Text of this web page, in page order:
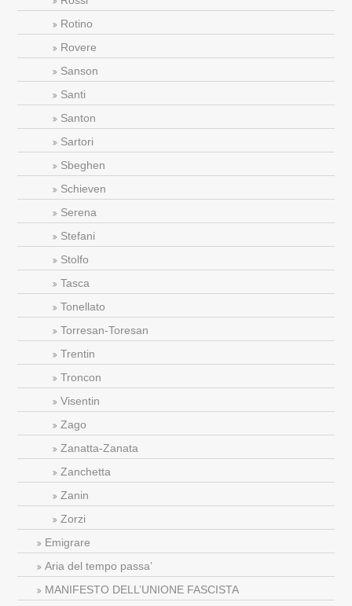
Rotino
Rovere
Sanson
Santi
Santon
Sartori
Sbeghen
Schieven
Serena
Stefani
Stolfo
Tasca
Tonellato
Torresan-Toresan
Trentin
Troncon
Visentin
Zago
Zanatta-Zanata
Zanchetta
Zanin
Zorzi
Emigrare
Aria del tempo passa’
MANIFESTO DELL’UNIONE FASCISTA